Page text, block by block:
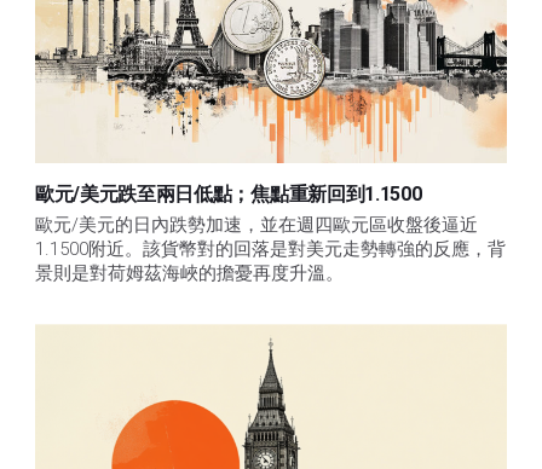
歐元/美元跌至兩日低點；焦點重新回到1.1500
歐元/美元的日內跌勢加速，並在週四歐元區收盤後逼近
1.1500附近。該貨幣對的回落是對美元走勢轉強的反應，背
景則是對荷姆茲海峽的擔憂再度升溫。